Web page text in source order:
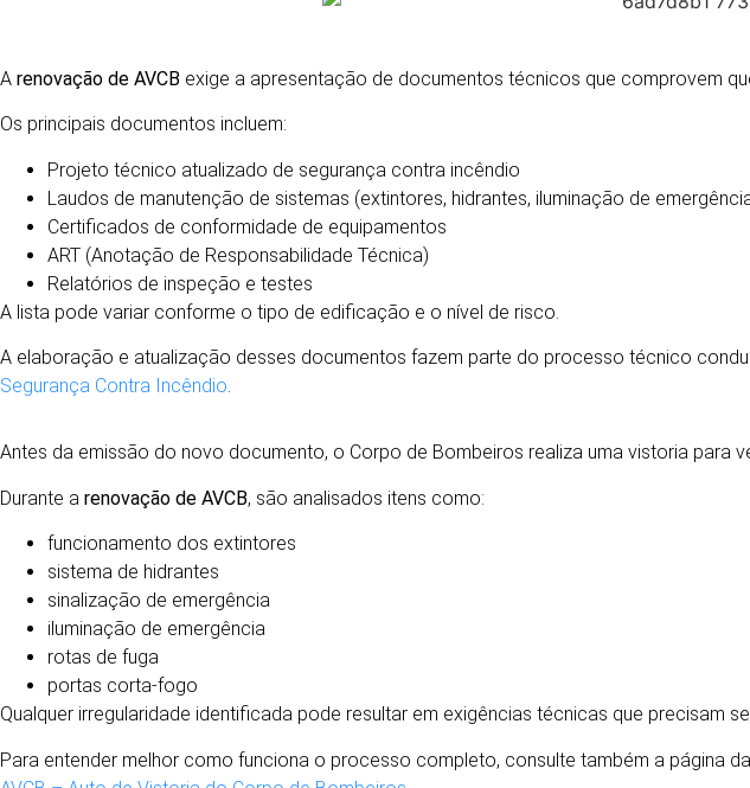
A renovação de AVCB exige a apresentação de documentos técnicos que comprovem
Os principais documentos incluem:
Projeto técnico atualizado de segurança contra incêndio
Laudos de manutenção de sistemas (extintores, hidrantes, iluminação de
Certificados de conformidade de equipamentos
ART (Anotação de Responsabilidade Técnica)
Relatórios de inspeção e testes
A lista pode variar conforme o tipo de edificação e o nível de risco.
A elaboração e atualização desses documentos fazem parte do processo técnico
Segurança Contra Incêndio.
Antes da emissão do novo documento, o Corpo de Bombeiros realiza uma vistoria para
Durante a renovação de AVCB, são analisados itens como:
funcionamento dos extintores
sistema de hidrantes
sinalização de emergência
iluminação de emergência
rotas de fuga
portas corta-fogo
Qualquer irregularidade identificada pode resultar em exigências técnicas que precisam
Para entender melhor como funciona o processo completo, consulte também a página